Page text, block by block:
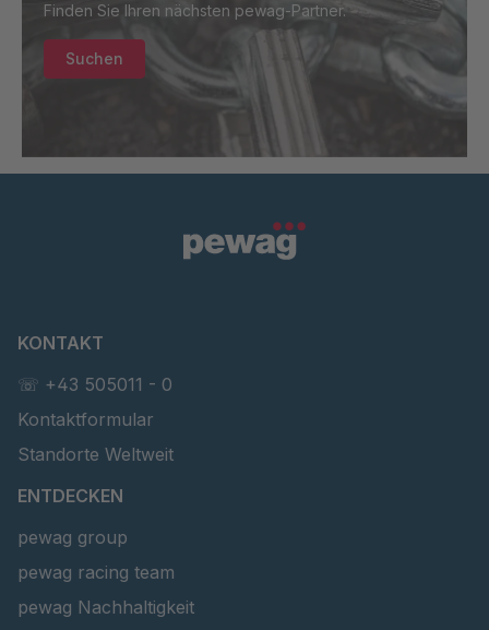
Finden Sie Ihren nächsten pewag-Partner.
Suchen
KONTAKT
☏ +43 505011 - 0
Kontaktformular
Standorte Weltweit
ENTDECKEN
pewag group
pewag racing team
pewag Nachhaltigkeit